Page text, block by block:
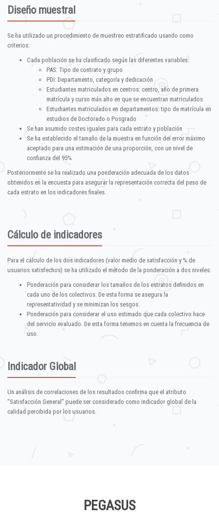
Diseño muestral
Se ha utilizado un procedimiento de muestreo estratificado usando como
criterios:
Cada población se ha clasificado según las diferentes variables:
PAS: Tipo de contrato y grupo
PDI: Departamento, categoría y dedicación
Estudiantes matriculados en centros: centro, año de primera
matrícula y curso más alto en que se encuentran matriculados
Estudiantes matriculados en departamentos: tipo de matrícula en
estudios de Doctorado o Posgrado
Se han asumido costes iguales para cada estrato y población
Se ha establecido el tamaño de la muestra en función del error máximo
aceptado para una estimación de una proporción, con un nivel de
confianza del 95%
Posteriormente se ha realizado una ponderación adecuada de los datos
obtenidos en la encuesta para asegurar la representación correcta del peso de
cada estrato en los indicadores finales.
Cálculo de indicadores
Para el cálculo de los dos indicadores (valor medio de satisfacción y % de
usuarios satisfechos) se ha utilizado el método de la ponderación a dos niveles:
Ponderación para considerar los tamaños de los estratos definidos en
cada uno de los colectivos. De esta forma se asegura la
representatividad y se minimizan los sesgos.
Ponderación para considerar el uso estimado que cada colectivo hace
del servicio evaluado. De esta forma tenemos en cuenta la frecuencia de
uso.
Indicador Global
Un análisis de correlaciones de los resultados confirma que el atributo
"Satisfacción General" puede ser considerado como indicador global de la
calidad percibida por los usuarios.
PEGASUS